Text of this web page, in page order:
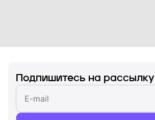
Подпишитесь на рассылку